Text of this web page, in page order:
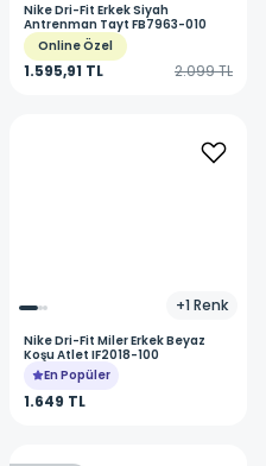
NikeDri-Fit Erkek Siyah
Antrenman Tayt FB7963-010
Online Özel
1.595,91 TL 2.099 TL
+1 Renk
NikeDri-Fit Miler Erkek Beyaz
Koşu Atlet IF2018-100
En Popüler
1.649 TL